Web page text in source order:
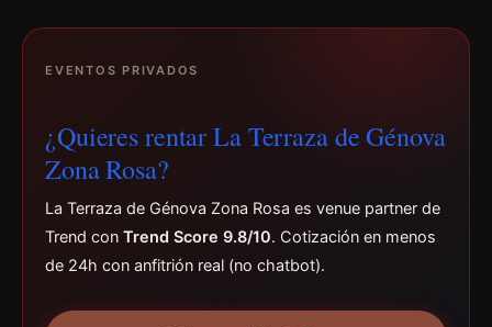
EVENTOS PRIVADOS
¿Quieres rentar La Terraza de Génova
Zona Rosa?
La Terraza de Génova Zona Rosa es venue partner de
Trend con Trend Score 9.8/10. Cotización en menos
de 24h con anfitrión real (no chatbot).